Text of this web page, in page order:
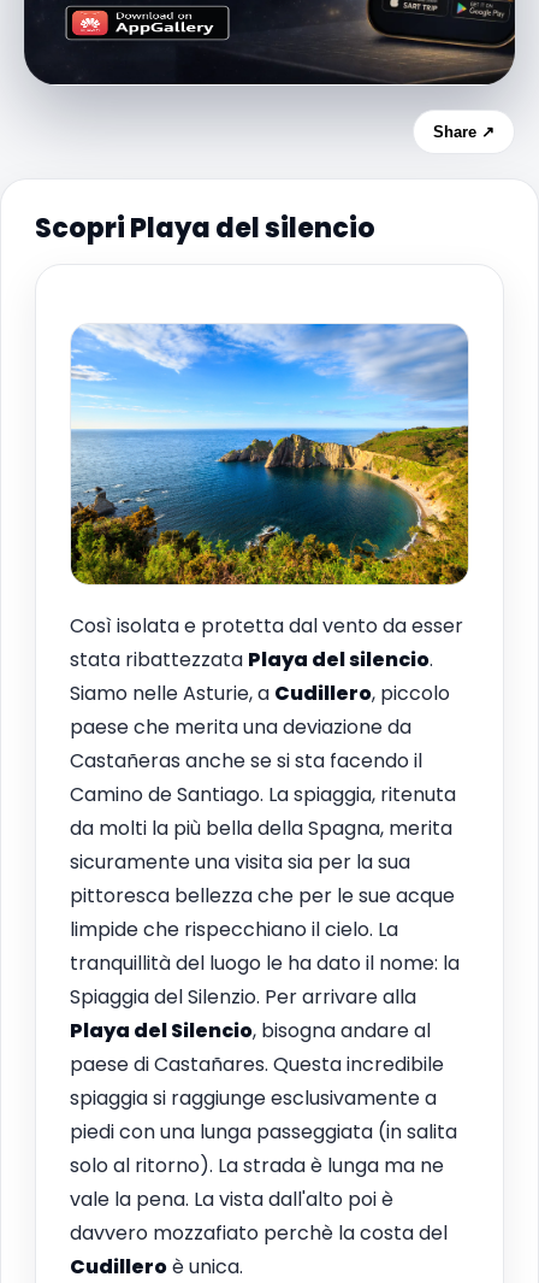
Share ↗
Scopri Playa del silencio
Così isolata e protetta dal vento da esser
stata ribattezzata Playa del silencio.
Siamo nelle Asturie, a Cudillero, piccolo
paese che merita una deviazione da
Castañeras anche se si sta facendo il
Camino de Santiago. La spiaggia, ritenuta
da molti la più bella della Spagna, merita
sicuramente una visita sia per la sua
pittoresca bellezza che per le sue acque
limpide che rispecchiano il cielo. La
tranquillità del luogo le ha dato il nome: la
Spiaggia del Silenzio. Per arrivare alla
Playa del Silencio, bisogna andare al
paese di Castañares. Questa incredibile
spiaggia si raggiunge esclusivamente a
piedi con una lunga passeggiata (in salita
solo al ritorno). La strada è lunga ma ne
vale la pena. La vista dall'alto poi è
davvero mozzafiato perchè la costa del
Cudilleroè unica.